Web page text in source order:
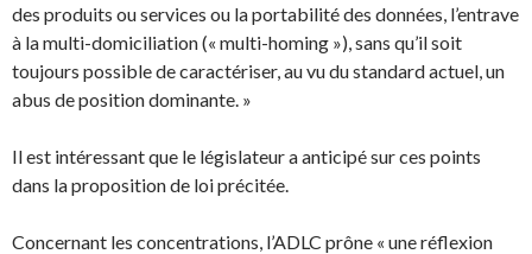
des produits ou services ou la portabilité des données, l’entrave
à la multi-domiciliation (« multi-homing »), sans qu’il soit
toujours possible de caractériser, au vu du standard actuel, un
abus de position dominante. »
Il est intéressant que le législateur a anticipé sur ces points
dans la proposition de loi précitée.
Concernant les concentrations, l’ADLC prône « une réflexion